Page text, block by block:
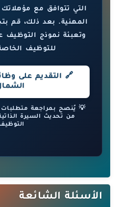
التي تتوافق مع مؤهلاتك
المهنية. بعد ذلك، قم
وتعبئة نموذج التوظيف
للتوظيف
🔗 التقديم على
💡 يُنصح بمراجعة متطلبات
من تحديث السيرة
الأسئلة الشائعة